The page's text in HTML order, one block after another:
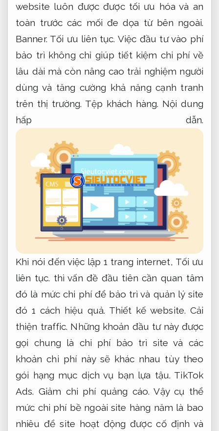
website luôn được được tối ưu hóa và an
toàn trước các mối đe dọa từ bên ngoài.
Banner. Tối ưu liên tục. Việc đầu tư vào phí
bảo trì không chỉ giúp tiết kiệm chi phí về
lâu dài mà còn nâng cao trải nghiệm người
dùng và tăng cường khả năng cạnh tranh
trên thị trường. Tệp khách hàng. Nội dung
hấp dẫn.
Khi nói đến việc lập 1 trang internet, Tối ưu
liên tục. thì vấn đề đầu tiên cần quan tâm
đó là mức chi phí để bảo trì và quản lý site
đó 1 cách hiệu quả. Thiết kế website. Cải
thiện traffic. Những khoản đầu tư này được
gọi chung là chi phí bảo trì site và các
khoản chi phí này sẽ khác nhau tùy theo
gói hạng mục dịch vụ bạn lựa tậu. TikTok
Ads. Giảm chi phí quảng cáo. Vậy cụ thể
mức chi phí bề ngoài site hàng năm là bao
nhiêu để site hoạt động được cố định và